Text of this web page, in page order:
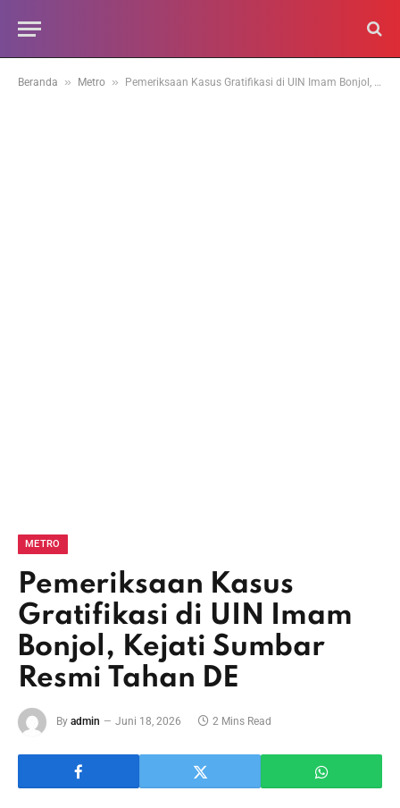
Beranda » Metro » Pemeriksaan Kasus Gratifikasi di UIN Imam Bonjol, Kejati Sumbar Resmi Tahan DE
METRO
Pemeriksaan Kasus
Gratifikasi di UIN Imam
Bonjol, Kejati Sumbar
Resmi Tahan DE
By admin Juni 18, 2026 2 Mins Read